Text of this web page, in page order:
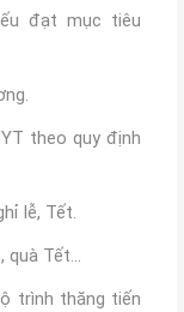
đạt mục tiêu
theo quy định
lễ, Tết.
Tết...
trình thăng tiến